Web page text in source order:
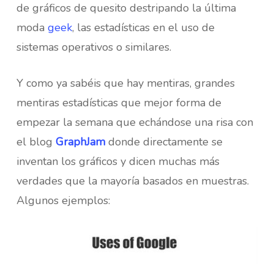
de gráficos de quesito destripando la última
moda geek, las estadísticas en el uso de
sistemas operativos o similares.
Y como ya sabéis que hay mentiras, grandes
mentiras estadísticas que mejor forma de
empezar la semana que echándose una risa con
el blog GraphJamdonde directamente se
inventan los gráficos y dicen muchas más
verdades que la mayoría basados en muestras.
Algunos ejemplos: